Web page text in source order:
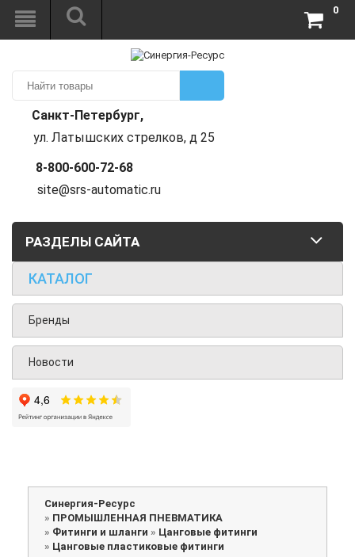
Санкт-Петербург,
ул. Латышских стрелков, д 25
8-800-600-72-68
site@srs-automatic.ru
0
РАЗДЕЛЫ САЙТА
КАТАЛОГ
Бренды
Новости
Синергия-Ресурс
» ПРОМЫШЛЕННАЯ ПНЕВМАТИКА
» Фитинги и шланги » Цанговые фитинги
» Цанговые пластиковые фитинги